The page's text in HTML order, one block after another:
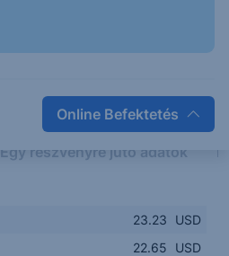
Online Befektetés
Egy részvényre jutó adatok
23.23
USD
22.65
USD